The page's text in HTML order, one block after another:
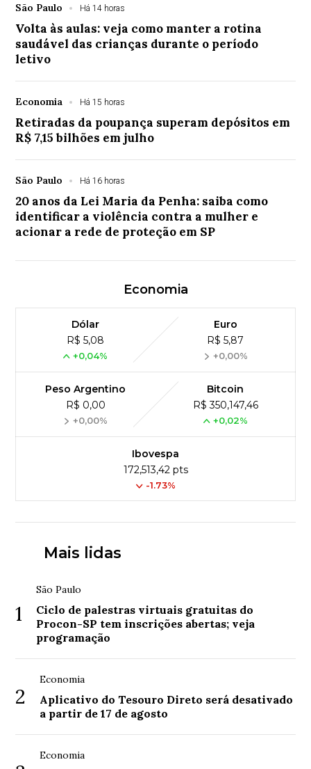
São Paulo Há 14 horas
Volta às aulas: veja como manter a rotina
saudável das crianças durante o período
letivo
Economia Há 15 horas
Retiradas da poupança superam depósitos em
R$ 7,15 bilhões em julho
São Paulo Há 16 horas
20 anos da Lei Maria da Penha: saiba como
identificar a violência contra a mulher e
acionar a rede de proteção em SP
Economia
Dólar
R$ 5,08
+0,04%
Euro
R$ 5,87
+0,00%
Peso Argentino
R$ 0,00
+0,00%
Bitcoin
R$ 350,147,46
+0,02%
Ibovespa
172,513,42 pts
-1.73%
Mais lidas
1
São Paulo
Ciclo de palestras virtuais gratuitas do
Procon-SP tem inscrições abertas; veja
programação
2
Economia
Aplicativo do Tesouro Direto será desativado
a partir de 17 de agosto
Economia